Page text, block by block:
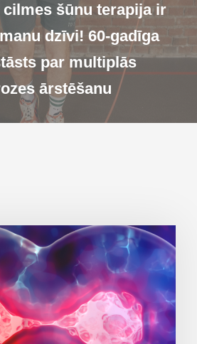
cilmes šūnu terapija ir
dzīvi! 60-gadīga
par multiplās
ārstēšanu